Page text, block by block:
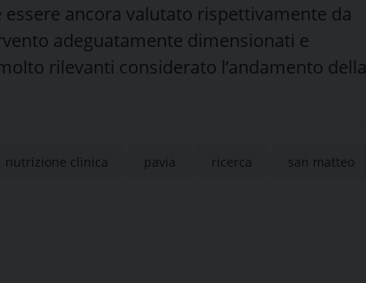
ancora valutato rispettivamente da
adeguatamente dimensionati e
rilevanti considerato l’andamento della
nutrizione clinica pavia ricerca san matteo